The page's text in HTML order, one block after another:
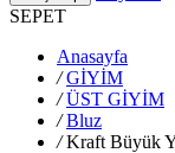
SEPET
Anasayfa
/ GİYİM
/ ÜST GİYİM
/ Bluz
/ Kraft Büyük